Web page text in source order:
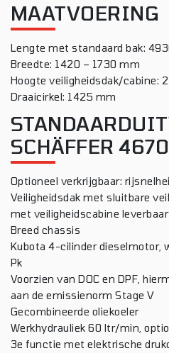
MAATVOERING
Lengte met standaard bak:
Breedte: 1420 – 1730 mm
Hoogte veiligheidsdak/cabine:
Draaicirkel: 1425 mm
SCHÄFFER
Optioneel verkrijgbaar:
Veiligheidsdak met sluitbare
met veiligheidscabine leverbaar
Breed chassis
Kubota 4-cilinder dieselmotor,
Pk
Voorzien van DOC en DPF,
aan de emissienorm Stage V
Gecombineerde oliekoeler
Werkhydrauliek 60 ltr/min,
3e functie met elektrische